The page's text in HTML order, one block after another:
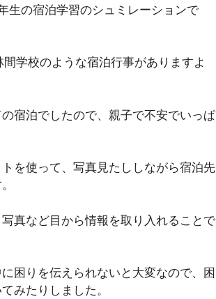
生の宿泊学習のシュミレーションで
学校のような宿泊行事がありますよ
宿泊でしたので、親子で不安でいっぱ
を使って、写真見たししながら宿泊先
真など目から情報を取り入れることで
困りを伝えられないと大変なので、困
みたりしました。